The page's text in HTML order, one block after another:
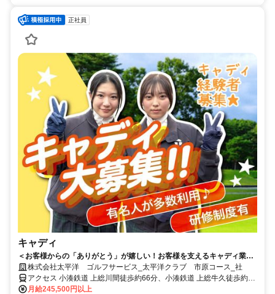
正社員
キャディ
＜お客様からの「ありがとう」が嬉しい！お客様を支えるキャディ業務
＞経験者歓迎！接客スキル習得＆体を動かせる屋外ワーク
株式会社太平洋 ゴルフサービス_太平洋クラブ 市原コース_社
アクセス 小湊鉄道 上総川間徒歩約66分、小湊鉄道 上総牛久徒歩約65
分、小湊鉄道 上総鶴舞徒歩約70分 館山道「市原IC」より車で25分
月給245,500円以上